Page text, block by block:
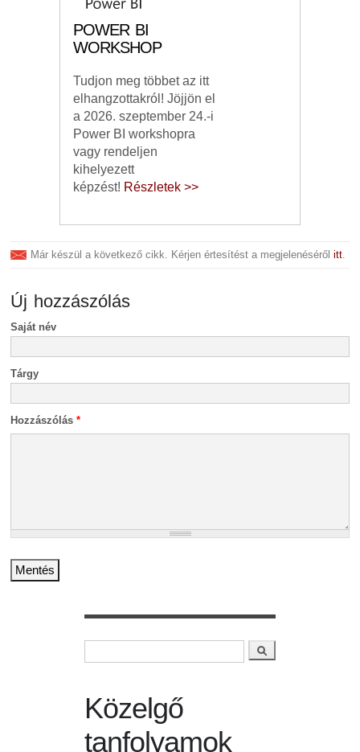
POWER BI
WORKSHOP
Tudjon meg többet az itt
elhangzottakról! Jöjjön el
a 2026. szeptember 24.-i
Power BI workshopra
vagy rendeljen
kihelyezett
képzést! Részletek >>
Már készül a következő cikk. Kérjen értesítést a megjelenésérőlitt.
Új hozzászólás
Saját név
Tárgy
Hozzászólás*
Keresés
Közelgő
tanfolyamok